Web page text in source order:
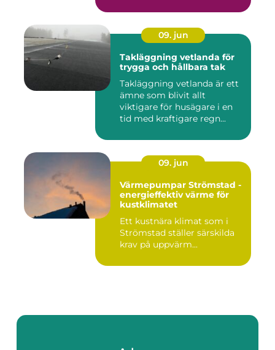
09. jun
Takläggning vetlanda för
trygga och hållbara tak
Takläggning vetlanda är ett
ämne som blivit allt
viktigare för husägare i en
tid med kraftigare regn...
09. jun
Värmepumpar Strömstad -
energieffektiv värme för
kustklimatet
Ett kustnära klimat som i
Strömstad ställer särskilda
krav på uppvärm...